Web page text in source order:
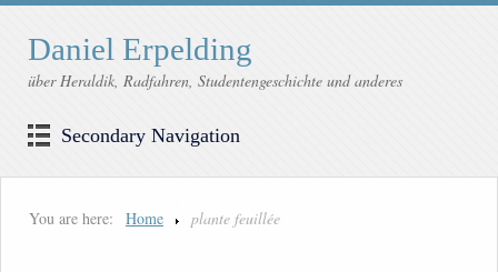
Daniel Erpelding
über Heraldik, Radfahren, Studentengeschichte und anderes
Secondary Navigation
You are here: Home plante feuillée